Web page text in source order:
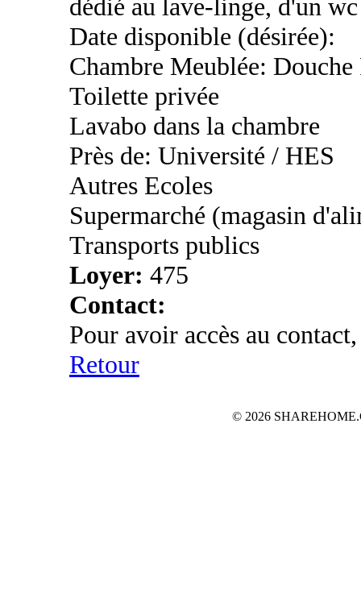
dédié au lave-linge, d'un
Date disponible (désirée):
Chambre Meublée: Douche
Toilette privée
Lavabo dans la chambre
Près de: Université / HES
Autres Ecoles
Supermarché (magasin
Transports publics
Loyer: 475
Contact:
Pour avoir accès au
Retour
© 2026